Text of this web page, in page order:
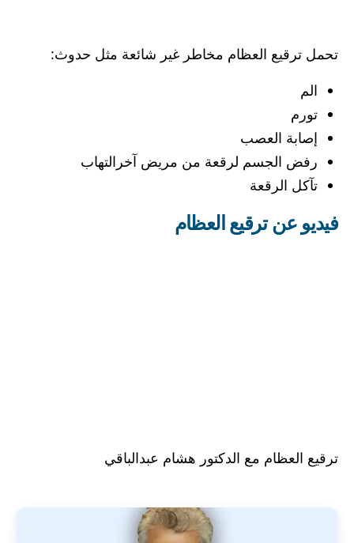
تحمل ترقيع العظام مخاطر غير شائعة مثل حدوث:
الم
تورم
إصابة العصب
رفض الجسم لرقعة من مريض آخرالتهاب
تآكل الرقعة
فيديو عن ترقيع العظام
ترقيع العظام مع الدكتور هشام عبدالباقي